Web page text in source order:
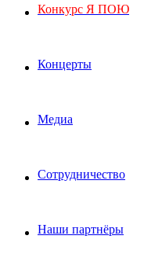
Конкурс Я ПОЮ
Концерты
Медиа
Сотрудничество
Наши партнёры